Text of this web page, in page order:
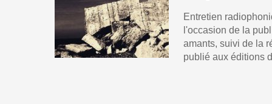
Entretien
l'occasion de la
amants, suivi de la
publié aux éditions